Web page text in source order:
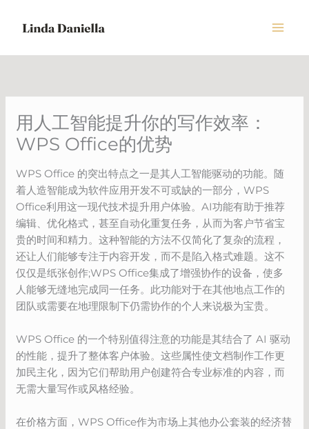
用人工智能提升你的写作效率：
WPS Office的优势
WPS Office 的突出特点之一是其人工智能驱动的功能。随
着人造智能成为软件应用开发不可或缺的一部分，WPS
Office利用这一现代技术提升用户体验。AI功能有助于推荐
编辑、优化格式，甚至自动化重复任务，从而为客户节省宝
贵的时间和精力。这种智能的方法不仅简化了复杂的流程，
还让人们能够专注于内容开发，而不是陷入格式难题。这不
仅仅是纸张创作;WPS Office集成了增强协作的设备，使多
人能够无缝地完成同一任务。此功能对于在其他地点工作的
团队或需要在地理限制下仍需协作的个人来说极为宝贵。
WPS Office 的一个特别值得注意的功能是其结合了 AI 驱动
的性能，提升了整体客户体验。这些属性使文档制作工作更
加民主化，因为它们帮助用户创建符合专业标准的内容，而
无需大量写作或风格经验。
在价格方面，WPS Office作为市场上其他办公套装的经济替